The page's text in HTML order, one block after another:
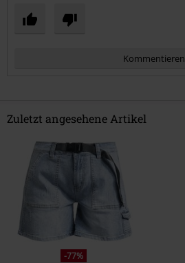
Kommentieren
Kommentar jetzt abschicken!
Zuletzt angesehene Artikel
-77%